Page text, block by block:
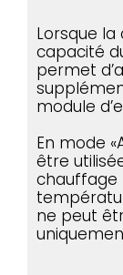
Lorsque
capacité
permet
module
En mode
être
chauffage
ne peut